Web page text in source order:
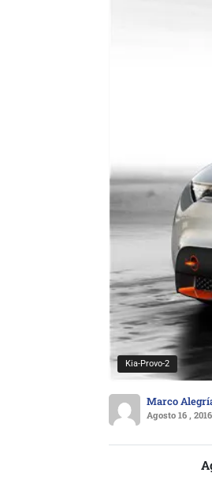
Kia-Provo-2
Marco
Agosto 16 , 2016